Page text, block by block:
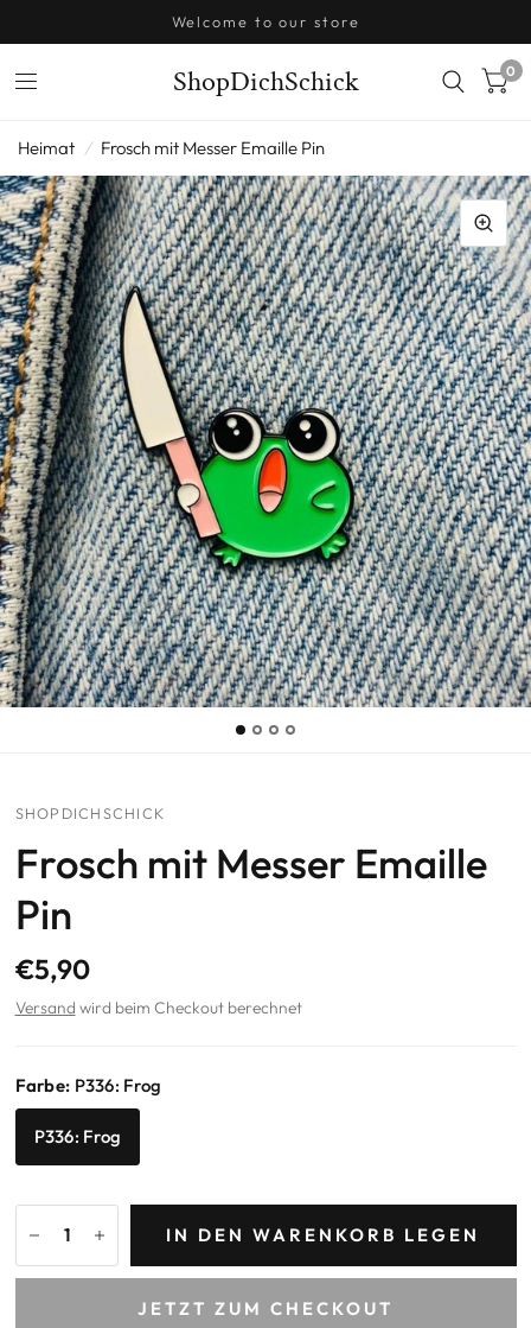
Welcome to our store
ShopDichSchick 0
Heimat / Frosch mit Messer Emaille Pin
SHOPDICHSCHICK
Frosch mit Messer Emaille
Pin
€5,90
Versand wird beim Checkout berechnet
Farbe: P336: Frog
P336: Frog
IN DEN WARENKORB LEGEN
JETZT ZUM CHECKOUT